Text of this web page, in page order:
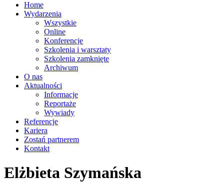
Home
Wydarzenia
Wszystkie
Online
Konferencje
Szkolenia i warsztaty
Szkolenia zamknięte
Archiwum
O nas
Aktualności
Informacje
Reportaże
Wywiady
Referencje
Kariera
Zostań partnerem
Kontakt
Elżbieta Szymańska